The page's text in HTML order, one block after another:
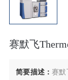
赛默飞
简要描述：赛默